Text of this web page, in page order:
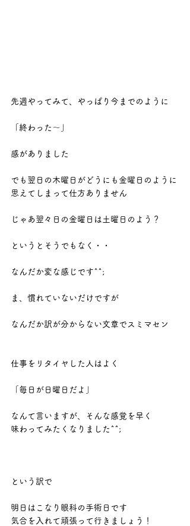
先週やってみて、やっぱり今までのように
「終わった～」
感がありました
でも翌日の木曜日がどうにも金曜日のように
思えてしまって仕方ありません
じゃあ翌々日の金曜日は土曜日のよう？
というとそうでもなく・・
なんだか変な感じです^^;
ま、慣れていないだけですが
なんだか訳が分からない文章でスミマセン
仕事をリタイヤした人はよく
「毎日が日曜日だよ」
なんて言いますが、そんな感覚を早く
味わってみたくなりました^^;
という訳で
明日はこなり眼科の手術日です
気合を入れて頑張って行きましょう！